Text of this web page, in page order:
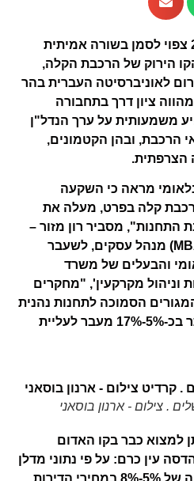
רבעון ראשון של שנת 2026 צפוי לסמן בשורה אמיתית
הירוק של הרכבת הקלה,
לאוניברסיטה העברית בהר
ציון דרך בתחבורה
משמעותית על ערך הנדל"ן
הרכבת, ובהן הקטמונים,
הצרפתית.
מראה כי השקעה
קלה בפרט, מעלה את
התחנות", מסביר רון מזור –
שמאי מקרקעין, מוסמך (MBA) מנהל עסקים, לשעבר
והבעלים של משרד
וניהול מקרקעין', "מחקרים
הסמוכה לתחנות נהנית
מעליית מחירים גבוהה יותר בכ-5%-17% מעבר לעליית
. צילום - ארנון בוסאני
למצוא כבר בקו האדום
עין כרם: על פי נתוני מדלן
מאז ההארכה נרשמה עלייה של 5%-8% במחירי הדירות